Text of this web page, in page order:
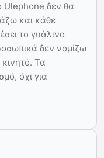
Ulephone δεν θα
και κάθε
το γυάλινο
δεν νομίζω
Τα
όχι για